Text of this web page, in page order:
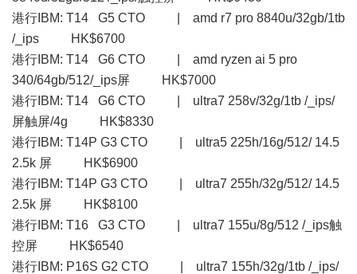
港行IBM: T14 G5 CTO | amd r7 pro 8840u/32gb/1tb
/_ips HK$6700
港行IBM: T14 G6 CTO | amd ryzen ai 5 pro
340/64gb/512/_ips屏 HK$7000
港行IBM: T14 G6 CTO | ultra7 258v/32g/1tb /_ips/
屏触屏/4g HK$8330
港行IBM: T14P G3 CTO | ultra5 225h/16g/512/ 14.5
2.5k 屏 HK$6900
港行IBM: T14P G3 CTO | ultra7 255h/32g/512/ 14.5
2.5k 屏 HK$8100
港行IBM: T16 G3 CTO | ultra7 155u/8g/512 /_ips触
控屏 HK$6540
港行IBM: P16S G2 CTO | ultra7 155h/32g/1tb /_ips/